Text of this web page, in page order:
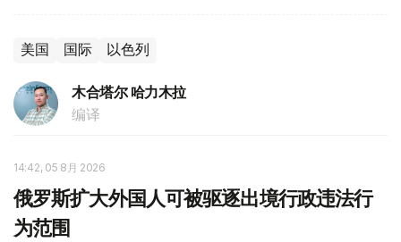
美国 国际 以色列
木合塔尔 哈力木拉
编译
14:42, 05 8月 2026
俄罗斯扩大外国人可被驱逐出境行政违法行
为范围